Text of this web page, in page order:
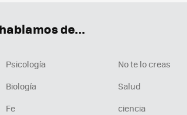
de...
Psicología
No te lo creas
Biología
Salud
Fe ciencia